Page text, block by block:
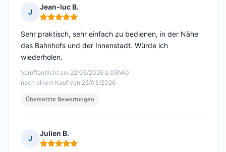
J
Jean-luc B.
Hinweis: 5 von 5
Veröffentlicht am 22/05/2026 à 05h40
nach einem Kauf von 25/03/2026
Sehr praktisch, sehr einfach zu bedienen, in der Nähe
des Bahnhofs und der Innenstadt. Würde ich
wiederholen.
Übersetzte Bewertungen
J
Julien B.
Hinweis: 5 von 5